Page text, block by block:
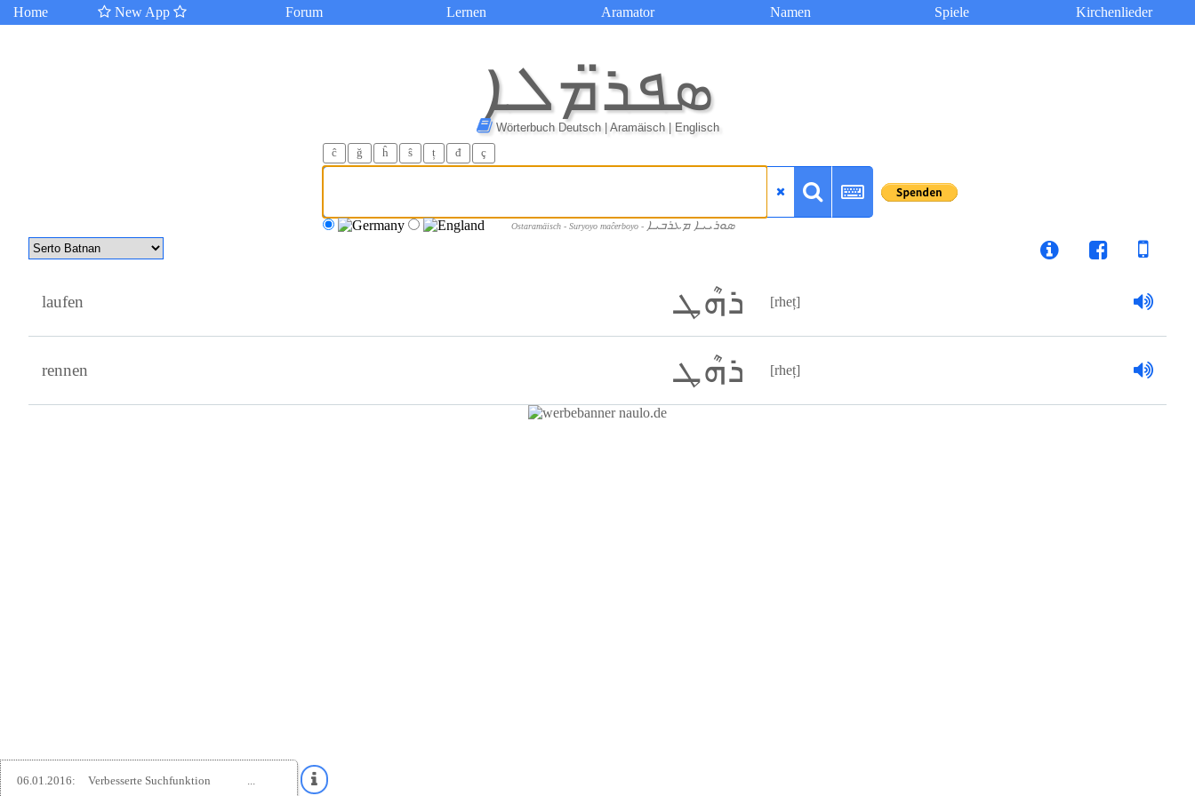
Home New App Forum Lernen Aramator Namen Spiele Kirchenlieder
ܣܦܪ̈ܡܠܐ
Wörterbuch Deutsch | Aramäisch | Englisch
ĉ ğ ĥ ŝ ț đ ç
Ostaramäisch - Suryoyo maĉerboyo - ܣܘܪܝܝܐ ܡܥܪܒܝܐ
laufen ܪܗܶܛ [rheț]
rennen ܪܗܶܛ [rheț]
06.01.2016: Verbesserte Suchfunktion ...